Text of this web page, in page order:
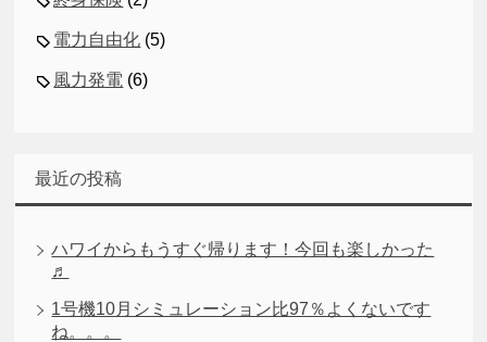
電力自由化 (5)
風力発電 (6)
最近の投稿
ハワイからもうすぐ帰ります！今回も楽しかった
♬
1号機10月シミュレーション比97％よくないです
ね。。。